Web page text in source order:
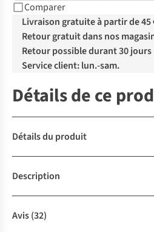
Comparer
Livraison gratuite à partir de 45
Retour gratuit dans nos
Retour possible durant 30 jours
Service client: lun.-sam.
Détails de ce
Détails du produit
Description
Avis(32)